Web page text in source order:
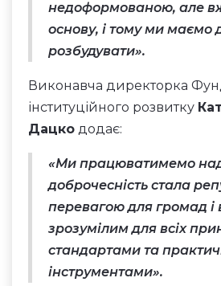
недоформованою, але
основу, і тому ми маємо
розбудувати».
Виконавча директорка
інституційного розвитку
Дацко додає:
«Ми працюватимемо
доброчесність стала
перевагою для громад і
зрозумілим для всіх
стандартами та
інструментами».